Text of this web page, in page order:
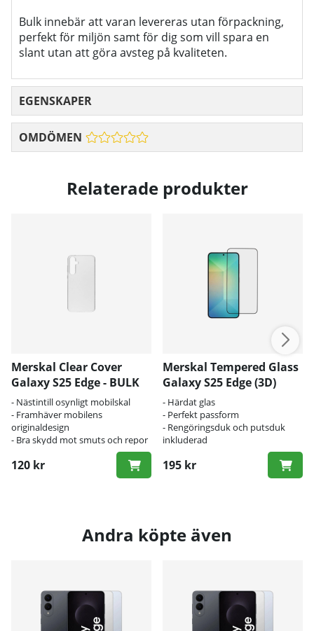
Bulk innebär att varan levereras utan förpackning,
perfekt för miljön samt för dig som vill spara en
slant utan att göra avsteg på kvaliteten.
EGENSKAPER
OMDÖMEN
Relaterade produkter
Merskal Clear Cover
Galaxy S25 Edge - BULK
- Nästintill osynligt mobilskal
- Framhäver mobilens
originaldesign
- Bra skydd mot smuts och repor
120 kr
Merskal Tempered Glass
Galaxy S25 Edge (3D)
- Härdat glas
- Perfekt passform
- Rengöringsduk och putsduk
inkluderad
195 kr
Andra köpte även